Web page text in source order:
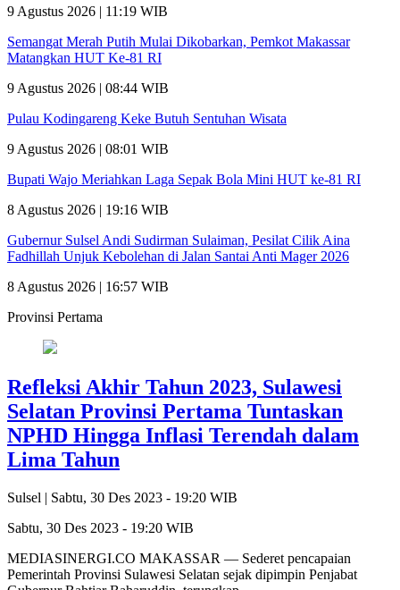
9 Agustus 2026 | 11:19 WIB
Semangat Merah Putih Mulai Dikobarkan, Pemkot Makassar
Matangkan HUT Ke-81 RI
9 Agustus 2026 | 08:44 WIB
Pulau Kodingareng Keke Butuh Sentuhan Wisata
9 Agustus 2026 | 08:01 WIB
Bupati Wajo Meriahkan Laga Sepak Bola Mini HUT ke-81 RI
8 Agustus 2026 | 19:16 WIB
Gubernur Sulsel Andi Sudirman Sulaiman, Pesilat Cilik Aina
Fadhillah Unjuk Kebolehan di Jalan Santai Anti Mager 2026
8 Agustus 2026 | 16:57 WIB
Provinsi Pertama
Refleksi Akhir Tahun 2023, Sulawesi
Selatan Provinsi Pertama Tuntaskan
NPHD Hingga Inflasi Terendah dalam
Lima Tahun
Sulsel | Sabtu, 30 Des 2023 - 19:20 WIB
Sabtu, 30 Des 2023 - 19:20 WIB
MEDIASINERGI.CO MAKASSAR — Sederet pencapaian
Pemerintah Provinsi Sulawesi Selatan sejak dipimpin Penjabat